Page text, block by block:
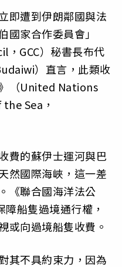
即遭到伊朗鄰國與法
國家合作委員會」
，GCC）秘書長布代
）直言，此類收
（United Nations
Sea，
費的蘇伊士運河與巴
然國際海峽，這一差
《聯合國海洋法公
船隻過境通行權，
或向過境船隻收費。
其不具約束力，因為